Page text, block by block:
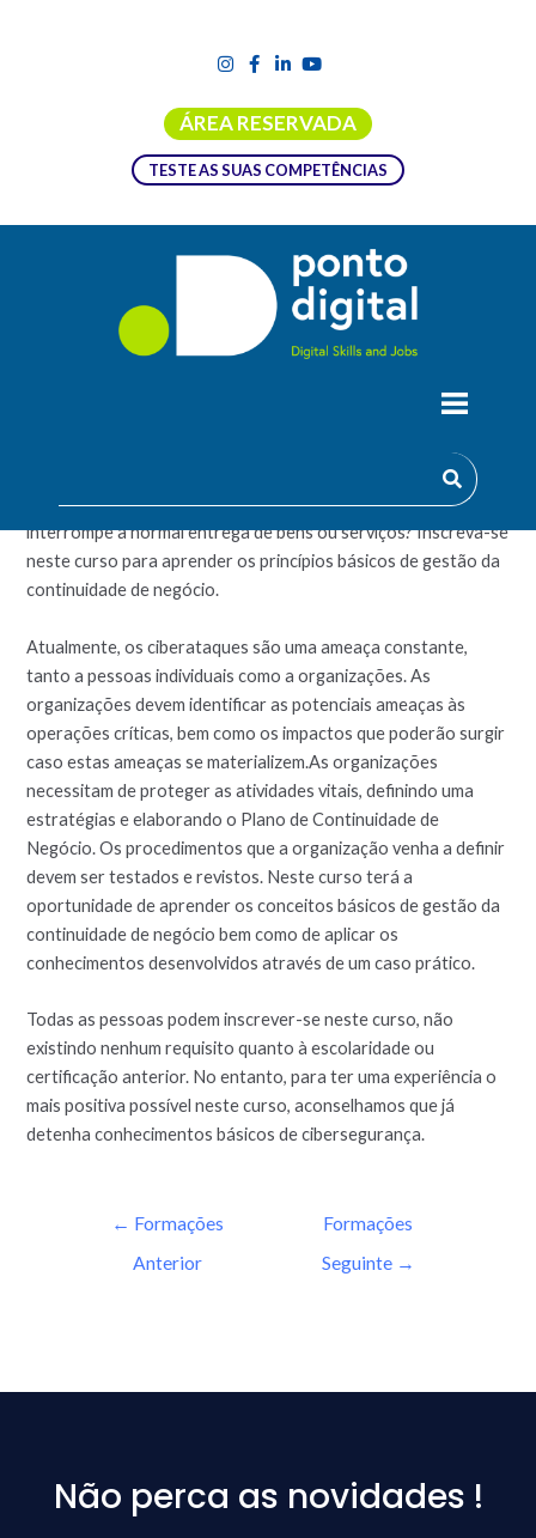
ÁREA RESERVADA
TESTE AS SUAS COMPETÊNCIAS
O que deve uma organização fazer quando um evento
interrompe a normal entrega de bens ou serviços? Inscreva-se
neste curso para aprender os princípios básicos de gestão da
continuidade de negócio.
Atualmente, os ciberataques são uma ameaça constante,
tanto a pessoas individuais como a organizações. As
organizações devem identificar as potenciais ameaças às
operações críticas, bem como os impactos que poderão surgir
caso estas ameaças se materializem.As organizações
necessitam de proteger as atividades vitais, definindo uma
estratégias e elaborando o Plano de Continuidade de
Negócio. Os procedimentos que a organização venha a definir
devem ser testados e revistos. Neste curso terá a
oportunidade de aprender os conceitos básicos de gestão da
continuidade de negócio bem como de aplicar os
conhecimentos desenvolvidos através de um caso prático.
Todas as pessoas podem inscrever-se neste curso, não
existindo nenhum requisito quanto à escolaridade ou
certificação anterior. No entanto, para ter uma experiência o
mais positiva possível neste curso, aconselhamos que já
detenha conhecimentos básicos de cibersegurança.
← Formações
Anterior
Formações
Seguinte →
Não perca as novidades !